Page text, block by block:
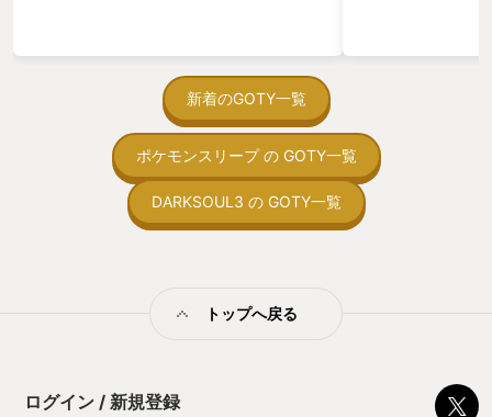
がない少しだけ
う気持ちを揺る
後の報酬で「こ
新着のGOTY一覧
ポケモンスリープ の GOTY一覧
DARKSOUL3 の GOTY一覧
トップへ戻る
ログイン / 新規登録